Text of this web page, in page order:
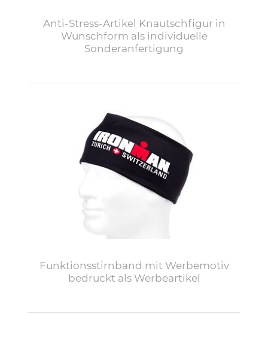
Anti-Stress-Artikel Knautschfigur in
Wunschform als individuelle
Sonderanfertigung
Funktionsstirnband mit Werbemotiv
bedruckt als Werbeartikel